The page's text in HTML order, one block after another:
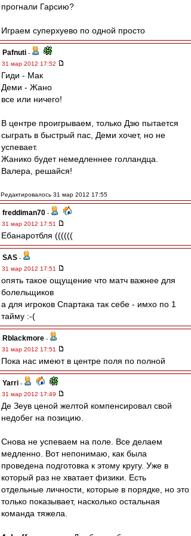
прогнали Гарсию?
Играем суперхуево по одной просто
Pafnuti -
31 мар 2012 17:52
Гиди - Мак
Деми - Жано
все или ничего!
В центре проигрываем, только Дзю пытается
сыграть в быстрый пас, Деми хочет, но не
успевает.
Жанико будет немедленнее голландца.
Валера, решайся!
Редактировалось 31 мар 2012 17:55
freddiman70 -
31 мар 2012 17:51
Ебанаротбля ((((((
SAS -
31 мар 2012 17:51
опять такое ощущение что матч важнее для
болельщиков
а для игроков Спартака так себе - имхо по 1
тайму :-(
Rblackmore -
31 мар 2012 17:51
Пока нас имеют в центре поля по полной
Yarri -
31 мар 2012 17:49
Де Зеув ценой желтой компенсировал свой
недобег на позицию.
Снова не успеваем на поле. Все делаем
медленно. Вот непонимаю, как была
проведена подготовка к этому кругу. Уже в
который раз не хватает физики. Есть
отдельные личности, которые в порядке, но это
только показывает, насколько остальная
команда тяжела.